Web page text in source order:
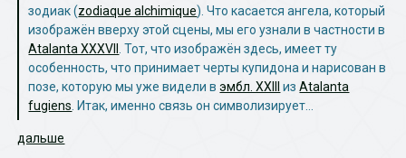
зодиак (zodiaque alchimique). Что касается ангела, который
изображён вверху этой сцены, мы его узнали в частности в
Atalanta XXXVII
. Тот, что изображён здесь, имеет ту
особенность, что принимает черты купидона и нарисован в
позе, которую мы уже видели вэмбл. XXIII изAtalanta
fugiens . Итак, именно связь он символизирует…
дальше